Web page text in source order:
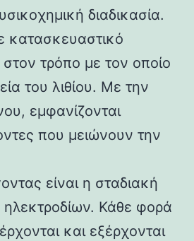
διαδικασία.
κατασκευαστικό
τρόπο με τον οποίο
του λιθίου. Με την
εμφανίζονται
που μειώνουν την
είναι η σταδιακή
Κάθε φορά
και εξέρχονται